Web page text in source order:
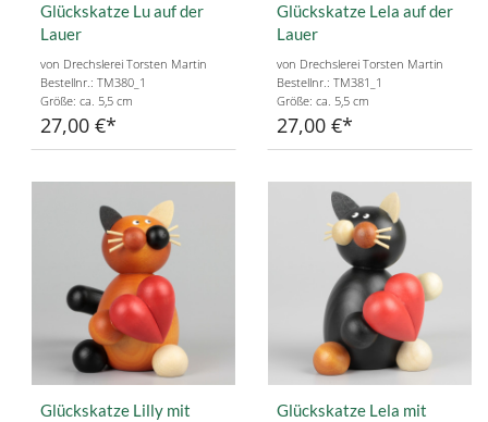
Glückskatze Lu auf der
Lauer
von Drechslerei Torsten Martin
Bestellnr.: TM380_1
Größe: ca. 5,5 cm
27,00 €
Glückskatze Lela auf der
Lauer
von Drechslerei Torsten Martin
Bestellnr.: TM381_1
Größe: ca. 5,5 cm
27,00 €
Glückskatze Lilly mit
Glückskatze Lela mit